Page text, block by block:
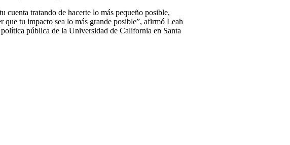
cuenta tratando de hacerte lo más pequeño posible,
que tu impacto sea lo más grande posible”, afirmó Leah
pública de la Universidad de California en Santa